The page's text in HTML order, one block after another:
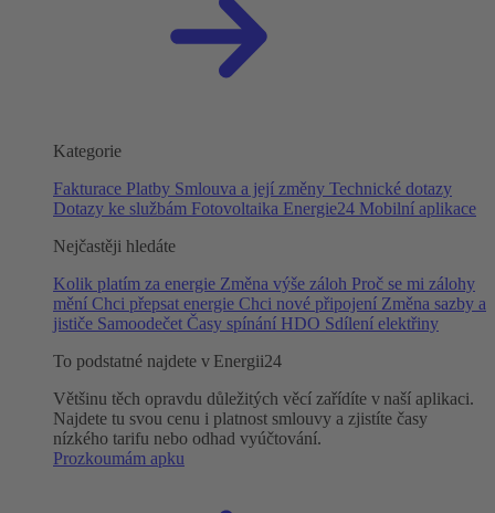
Kategorie
Fakturace Platby Smlouva a její změny Technické dotazy
Dotazy ke službám Fotovoltaika Energie24 Mobilní aplikace
Nejčastěji hledáte
Kolik platím za energie Změna výše záloh Proč se mi zálohy
mění Chci přepsat energie Chci nové připojení Změna sazby a
jističe Samoodečet Časy spínání HDO Sdílení elektřiny
To podstatné najdete v Energii24
Většinu těch opravdu důležitých věcí zařídíte v naší aplikaci.
Najdete tu svou cenu i platnost smlouvy a zjistíte časy
nízkého tarifu nebo odhad vyúčtování.
Prozkoumám apku